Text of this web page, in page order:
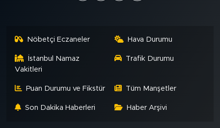
Nöbetçi Eczaneler Hava Durumu
İstanbul Namaz
Vakitleri
Trafik Durumu
Puan Durumu ve Fikstür Tüm Manşetler
Son Dakika Haberleri Haber Arşivi